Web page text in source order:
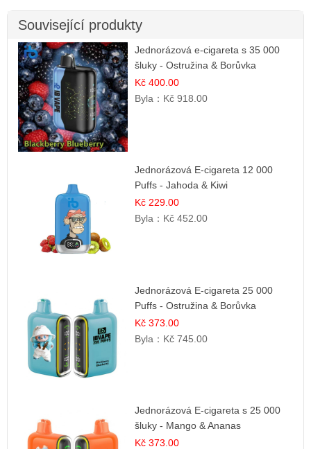
Související produkty
Jednorázová e-cigareta s 35 000
šluky - Ostružina & Borůvka
Kč 400.00
Byla： Kč 918.00
Jednorázová E-cigareta 12 000
Puffs - Jahoda & Kiwi
Kč 229.00
Byla： Kč 452.00
Jednorázová E-cigareta 25 000
Puffs - Ostružina & Borůvka
Kč 373.00
Byla： Kč 745.00
Jednorázová E-cigareta s 25 000
šluky - Mango & Ananas
Kč 373.00